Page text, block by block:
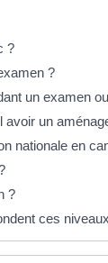
?
?
un examen
avoir un
nationale en
?
ces